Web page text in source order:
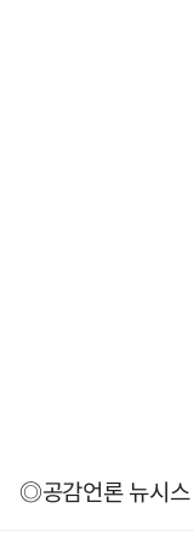
◎공감언론 뉴시스